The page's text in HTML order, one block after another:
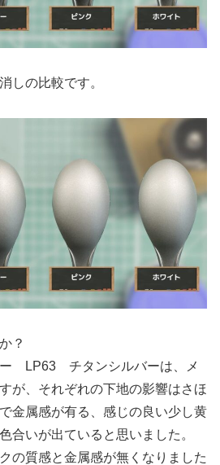
しの比較です。
？
ー LP63 チタンシルバーは、メ
が、それぞれの下地の影響はさほ
金属感が有る、感じの良い少し黄
合いが出ていると思いました。
の質感と金属感が無くなりました